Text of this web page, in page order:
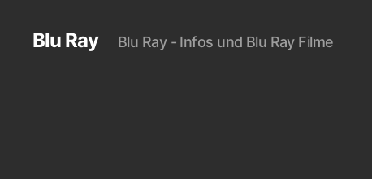
Blu Ray Blu Ray - Infos und Blu Ray Filme